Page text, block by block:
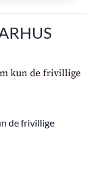
de frivillige